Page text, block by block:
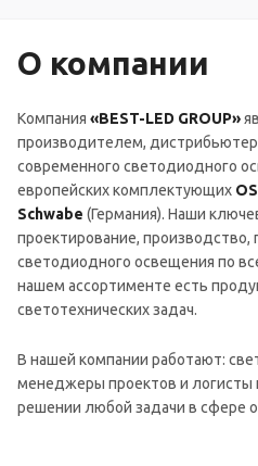
О компании
Компания «BEST-LED GROUP»
производителем,
современного светодиодного
европейских комплектующих
Schwabe (Германия). Наши
проектирование, производство,
светодиодного освещения по
нашем ассортименте есть
светотехнических задач.
В нашей компании работают:
менеджеры проектов и логисты
решении любой задачи в сфере